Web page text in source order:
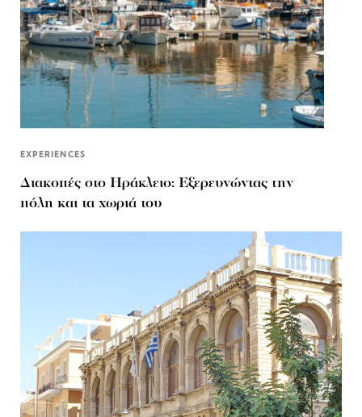
EXPERIENCES
Διακοπές στο Ηράκλειο: Εξερευνώντας την
πόλη και τα χωριά του